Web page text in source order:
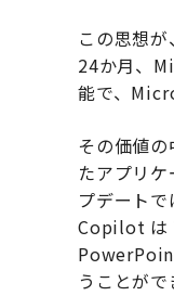
この思想
24か月、
能で、
その価値
たアプリ
プデート
Copilot は
うことが